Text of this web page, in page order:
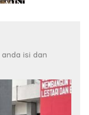
isi dan